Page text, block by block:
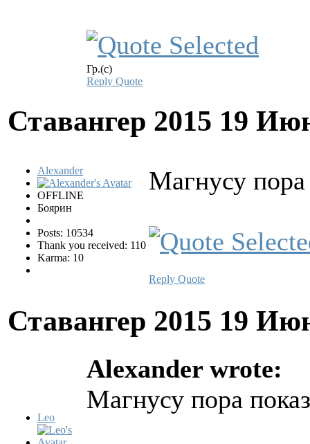
Гр.(с)
Reply Quote
Ставангер 2015 19
Alexander
OFFLINE
Боярин
Posts: 10534
Thank you received: 110
Karma: 10
Магнусу пора
Reply Quote
Ставангер 2015 19
Leo
Alexander wrote:
Магнусу пора